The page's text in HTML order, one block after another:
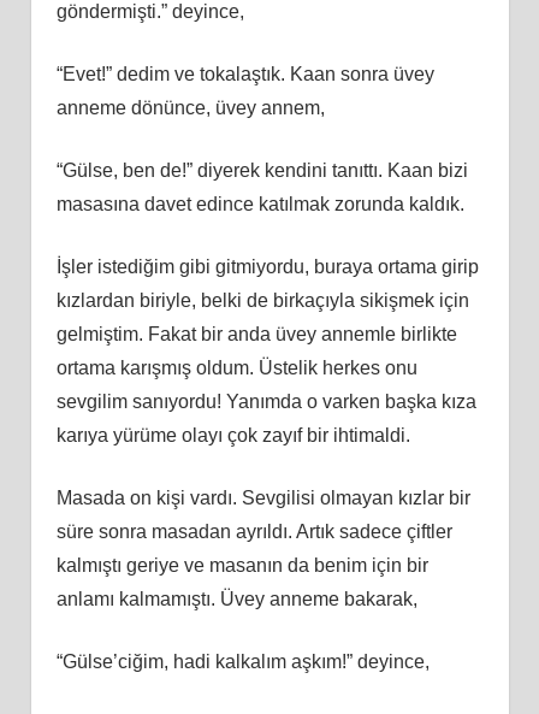
göndermişti.” deyince,
“Evet!” dedim ve tokalaştık. Kaan sonra üvey
anneme dönünce, üvey annem,
“Gülse, ben de!” diyerek kendini tanıttı. Kaan bizi
masasına davet edince katılmak zorunda kaldık.
İşler istediğim gibi gitmiyordu, buraya ortama girip
kızlardan biriyle, belki de birkaçıyla sikişmek için
gelmiştim. Fakat bir anda üvey annemle birlikte
ortama karışmış oldum. Üstelik herkes onu
sevgilim sanıyordu! Yanımda o varken başka kıza
karıya yürüme olayı çok zayıf bir ihtimaldi.
Masada on kişi vardı. Sevgilisi olmayan kızlar bir
süre sonra masadan ayrıldı. Artık sadece çiftler
kalmıştı geriye ve masanın da benim için bir
anlamı kalmamıştı. Üvey anneme bakarak,
“Gülse’ciğim, hadi kalkalım aşkım!” deyince,